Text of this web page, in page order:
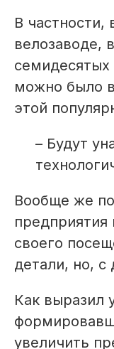
В
велозаводе,
семидесятых
можно было
этой
– Будут
Вообще же
своего
детали, но,
Как выразил
увеличить